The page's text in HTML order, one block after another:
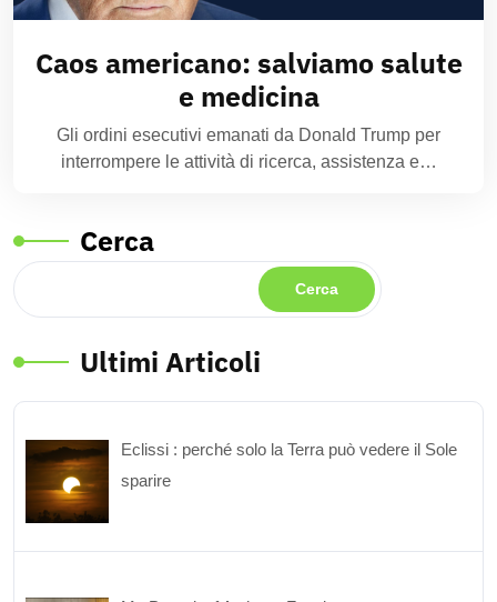
Caos americano: salviamo salute
e medicina
Gli ordini esecutivi emanati da Donald Trump per
interrompere le attività di ricerca, assistenza e…
Cerca
Cerca
Ultimi Articoli
Eclissi : perché solo la Terra può vedere il Sole
sparire